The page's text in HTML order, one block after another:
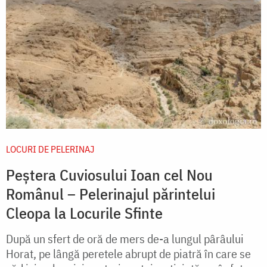
LOCURI DE PELERINAJ
Peștera Cuviosului Ioan cel Nou
Românul – Pelerinajul părintelui
Cleopa la Locurile Sfinte
După un sfert de oră de mers de-a lungul pârâului
Horat, pe lângă peretele abrupt de piatră în care se